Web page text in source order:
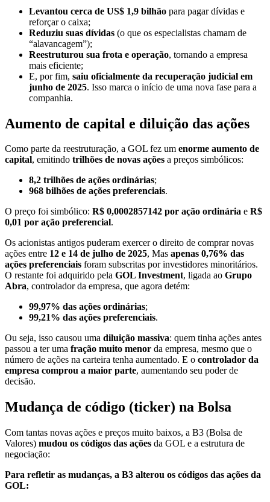
Levantou cerca de US$ 1,9 bilhão para pagar dívidas e
reforçar o caixa;
Reduziu suas dívidas (o que os especialistas chamam de
“alavancagem”);
Reestruturou sua frota e operação, tornando a empresa
mais eficiente;
E, por fim, saiu oficialmente da recuperação judicial em
junho de 2025. Isso marca o início de uma nova fase para a
companhia.
Aumento de capital e diluição das ações
Como parte da reestruturação, a GOL fez um enorme aumento de
capital, emitindo trilhões de novas ações a preços simbólicos:
8,2 trilhões de ações ordinárias;
968 bilhões de ações preferenciais.
O preço foi simbólico: R$ 0,0002857142 por ação ordinária e R$
0,01 por ação preferencial.
Os acionistas antigos puderam exercer o direito de comprar novas
ações entre 12 e 14 de julho de 2025, Mas apenas 0,76% das
ações preferenciais foram subscritas por investidores minoritários.
O restante foi adquirido pela GOL Investment, ligada ao Grupo
Abra, controlador da empresa, que agora detém:
99,97% das ações ordinárias;
99,21% das ações preferenciais.
Ou seja, isso causou uma diluição massiva: quem tinha ações antes
passou a ter uma fração muito menor da empresa, mesmo que o
número de ações na carteira tenha aumentado. E o controlador da
empresa comprou a maior parte, aumentando seu poder de
decisão.
Mudança de código (ticker) na Bolsa
Com tantas novas ações e preços muito baixos, a B3 (Bolsa de
Valores) mudou os códigos das ações da GOL e a estrutura de
negociação:
Para refletir as mudanças, a B3 alterou os códigos das ações da
GOL: